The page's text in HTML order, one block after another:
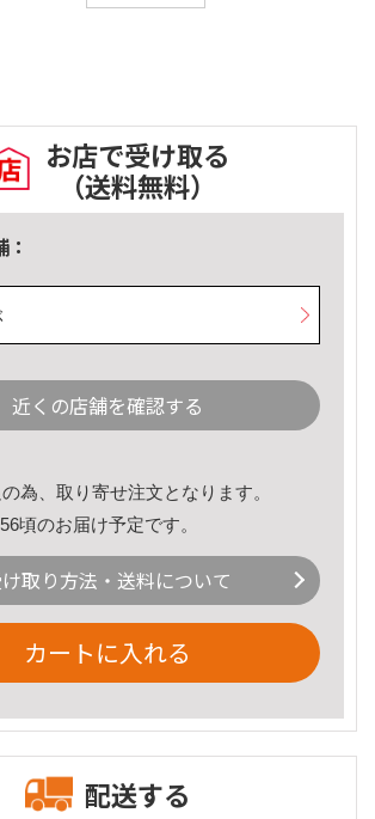
お店で受け取る
（送料無料）
近くの店舗を確認する
為、取り寄せ注文となります。
頃のお届け予定です。
取り方法・送料について
カートに入れる
配送する